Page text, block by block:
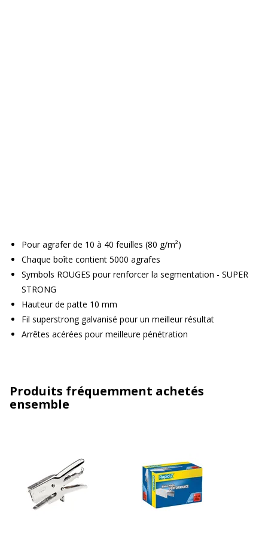
Pour agrafer de 10 à 40 feuilles (80 g/m²)
Chaque boîte contient 5000 agrafes
Symbols ROUGES pour renforcer la segmentation - SUPER
STRONG
Hauteur de patte 10 mm
Fil superstrong galvanisé pour un meilleur résultat
Arrêtes acérées pour meilleure pénétration
Produits fréquemment achetés
ensemble